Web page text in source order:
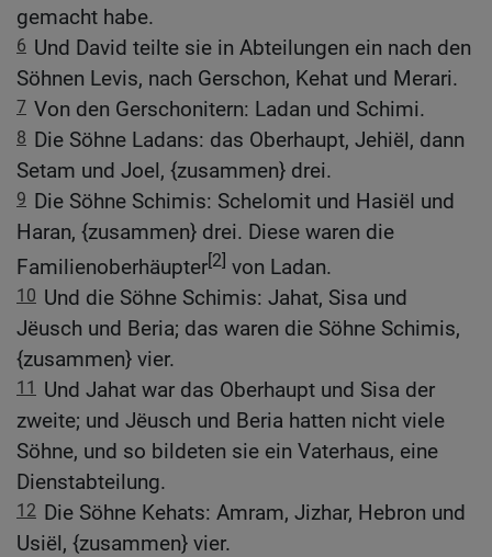
gemacht habe.
6 Und David teilte sie in Abteilungen ein nach den
Söhnen Levis, nach Gerschon, Kehat und Merari.
7 Von den Gerschonitern: Ladan und Schimi.
8 Die Söhne Ladans: das Oberhaupt, Jehiël, dann
Setam und Joel, {zusammen} drei.
9 Die Söhne Schimis: Schelomit und Hasiël und
Haran, {zusammen} drei. Diese waren die
Familienoberhäupter[2] von Ladan.
10 Und die Söhne Schimis: Jahat, Sisa und
Jëusch und Beria; das waren die Söhne Schimis,
{zusammen} vier.
11 Und Jahat war das Oberhaupt und Sisa der
zweite; und Jëusch und Beria hatten nicht viele
Söhne, und so bildeten sie ein Vaterhaus, eine
Dienstabteilung.
12 Die Söhne Kehats: Amram, Jizhar, Hebron und
Usiël, {zusammen} vier.